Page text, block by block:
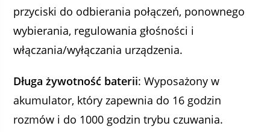
przyciski do odbierania połączeń, ponownego
wybierania, regulowania głośności i
włączania/wyłączania urządzenia.
Długa żywotność baterii: Wyposażony w
akumulator, który zapewnia do 16 godzin
rozmów i do 1000 godzin trybu czuwania.